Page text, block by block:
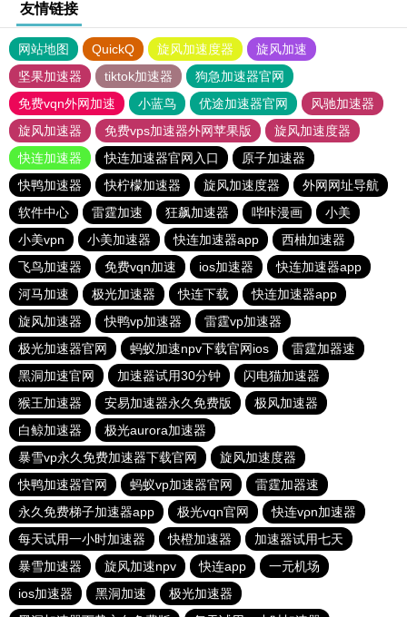
友情链接
网站地图 QuickQ 旋风加速度器
旋风加速
坚果加速器
tiktok加速器
狗急加速器官网
免费vqn外网加速
小蓝鸟 优途加速器官网
风驰加速器
旋风加速器
免费vps加速器外网苹果版
旋风加速度器
快连加速器
快连加速器官网入口
原子加速器
快鸭加速器
快柠檬加速器 旋风加速度器
外网网址导航
软件中心
雷霆加速 狂飙加速器 哔咔漫画
小美
小美vpn
小美加速器 快连加速器app
西柚加速器
飞鸟加速器
免费vqn加速 ios加速器
快连加速器app
河马加速
极光加速器 快连下载
快连加速器app
旋风加速器
快鸭vp加速器
雷霆vp加速器
极光加速器官网
蚂蚁加速npv下载官网ios
雷霆加器速
黑洞加速官网
加速器试用30分钟
闪电猫加速器
猴王加速器
安易加速器永久免费版
极风加速器
白鲸加速器
极光aurora加速器
暴雪vp永久免费加速器下载官网
旋风加速度器
快鸭加速器官网
蚂蚁vp加速器官网
雷霆加器速
永久免费梯子加速器app
极光vqn官网
快连vρn加速器
每天试用一小时加速器
快橙加速器
加速器试用七天
暴雪加速器
旋风加速npv 快连app
一元机场
ios加速器
黑洞加速
极光加速器